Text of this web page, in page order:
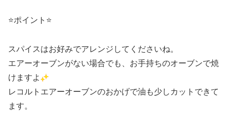
⭐️ポイント⭐️
スパイスはお好みでアレンジしてくださいね。
エアーオーブンがない場合でも、お手持ちのオーブンで焼
けますよ
レコルトエアーオーブンのおかげで油も少しカットできて
ます。